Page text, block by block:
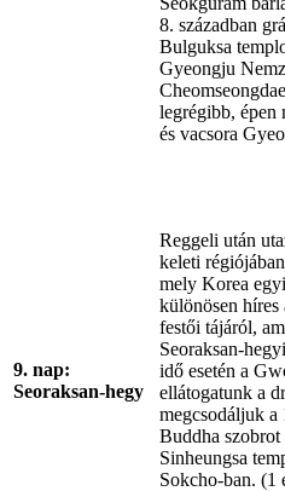
8. században
Bulguksa
Gyeongju
legrégibb, épen
és vacsora
9. nap:
Seoraksan-hegy
Reggeli után
keleti
mely Korea
különösen híres
festői tájáról,
Seoraksan-
idő esetén a
ellátogatunk a
megcsodáljuk a
Buddha szobrot
Sinheungsa
Sokcho-ban. (1